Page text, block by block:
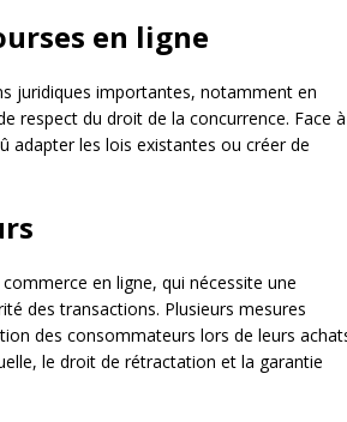
en ligne
juridiques importantes, notamment en
respect du droit de la concurrence. Face à
adapter les lois existantes ou créer de
en ligne, qui nécessite une
des transactions. Plusieurs mesures
des consommateurs lors de leurs
le droit de rétractation et la garantie